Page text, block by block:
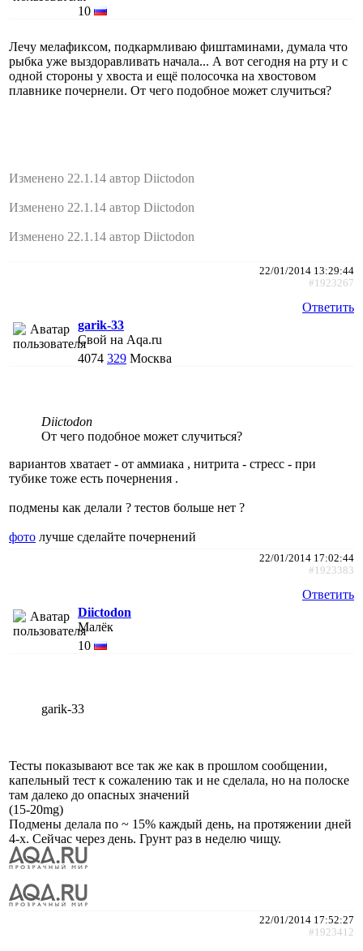
10
Лечу мелафиксом, подкармливаю фиштаминами, думала что
рыбка уже выздоравливать начала... А вот сегодня на рту и с
одной стороны у хвоста и ещё полосочка на хвостовом
плавнике почернели. От чего подобное может случиться?
Изменено 22.1.14 автор Diictodon
Изменено 22.1.14 автор Diictodon
Изменено 22.1.14 автор Diictodon
22/01/2014 13:29:44
#1923267
Ответить
garik-33
Свой на Aqa.ru
4074 329 Москва
Diictodon
От чего подобное может случиться?
вариантов хватает - от аммиака , нитрита - стресс - при
тубике тоже есть почернения .
подмены как делали ? тестов больше нет ?
фото лучше сделайте почернений
22/01/2014 17:02:44
#1923383
Ответить
Diictodon
Малёк
10
garik-33
Тесты показывают все так же как в прошлом сообщении,
капельный тест к сожалению так и не сделала, но на полоске
там далеко до опасных значений
(15-20mg)
Подмены делала по ~ 15% каждый день, на протяжении дней
4-х. Сейчас через день. Грунт раз в неделю чищу.
22/01/2014 17:52:27
#1923412